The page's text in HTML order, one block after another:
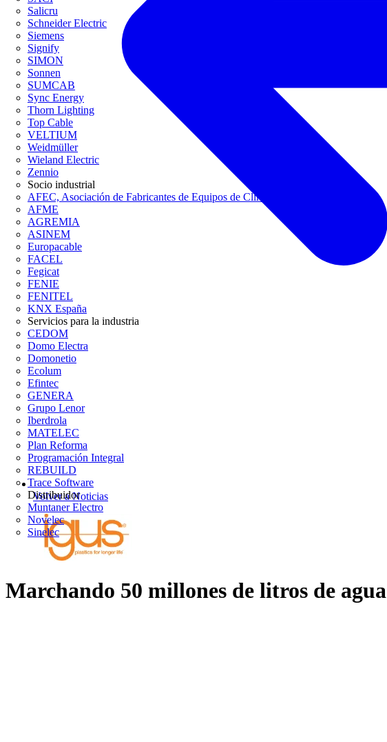
Salicru
Schneider Electric
Siemens
Signify
SIMON
Sonnen
SUMCAB
Sync Energy
Thorn Lighting
Top Cable
VELTIUM
Weidmüller
Wieland Electric
Zennio
Socio industrial
AFEC, Asociación de Fabricantes de Equipos de Climatización
AFME
AGREMIA
ASINEM
Europacable
FACEL
Fegicat
FENIE
FENITEL
KNX España
Servicios para la industria
CEDOM
Domo Electra
Domonetio
Ecolum
Efintec
GENERA
Grupo Lenor
Iberdrola
MATELEC
Plan Reforma
Programación Integral
REBUILD
Trace Software
Distribuidor
Muntaner Electro
Novelec
Sinelec
Volver a Noticias
Marchando 50 millones de litros de agua